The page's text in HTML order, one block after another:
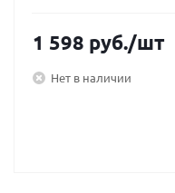
1 598 руб./шт
Нет в наличии